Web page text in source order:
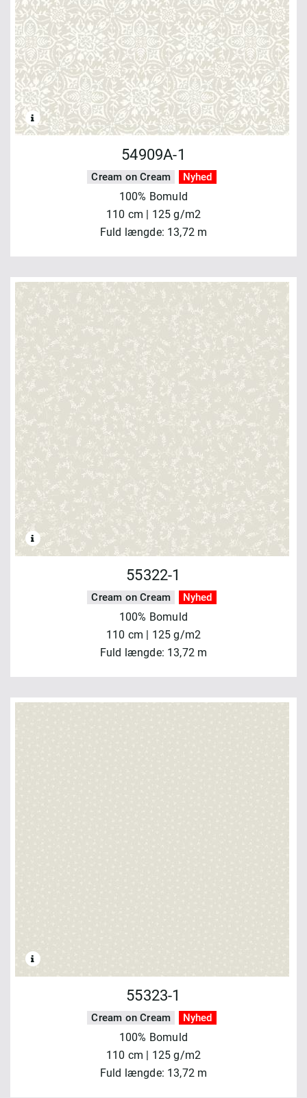
54909A-1
Cream on Cream Nyhed
100% Bomuld
110 cm | 125 g/m2
Fuld længde: 13,72 m
55322-1
Cream on Cream Nyhed
100% Bomuld
110 cm | 125 g/m2
Fuld længde: 13,72 m
55323-1
Cream on Cream Nyhed
100% Bomuld
110 cm | 125 g/m2
Fuld længde: 13,72 m